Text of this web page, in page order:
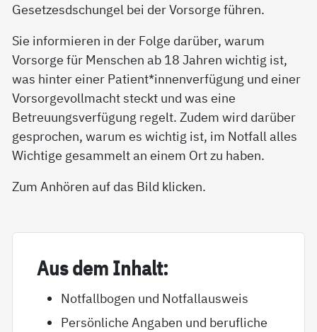
Gesetzesdschungel bei der Vorsorge führen.
Sie informieren in der Folge darüber, warum
Vorsorge für Menschen ab 18 Jahren wichtig ist,
was hinter einer Patient*innenverfügung und einer
Vorsorgevollmacht steckt und was eine
Betreuungsverfügung regelt. Zudem wird darüber
gesprochen, warum es wichtig ist, im Notfall alles
Wichtige gesammelt an einem Ort zu haben.
Zum Anhören auf das Bild klicken.
Aus dem In­halt:
Notfallbogen und Notfallausweis
Persönliche Angaben und berufliche